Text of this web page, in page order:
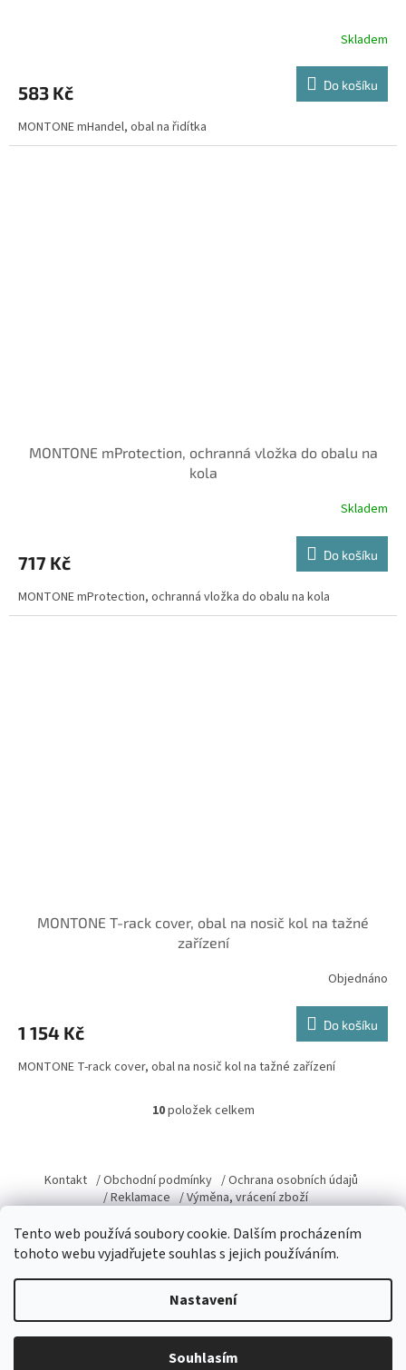
Tento web používá soubory cookie. Dalším procházením
tohoto webu vyjadřujete souhlas s jejich používáním.
Nastavení
Souhlasím
Skladem
583 Kč Do košíku
MONTONE mHandel, obal na řidítka
MONTONE mProtection, ochranná vložka do obalu na
kola
Skladem
717 Kč Do košíku
MONTONE mProtection, ochranná vložka do obalu na kola
MONTONE T-rack cover, obal na nosič kol na tažné
zařízení
Objednáno
1 154 Kč Do košíku
MONTONE T-rack cover, obal na nosič kol na tažné zařízení
O
d
a
í
p
k
y
v
ý
10položek celkem
a
Kontakt / Obchodní podmínky / Ochrana osobních údajů
/ Reklamace / Výměna, vrácení zboží
Copyright 2026Domacky.cz. Všechna práva vyhrazena.Upravit
nastavení cookies